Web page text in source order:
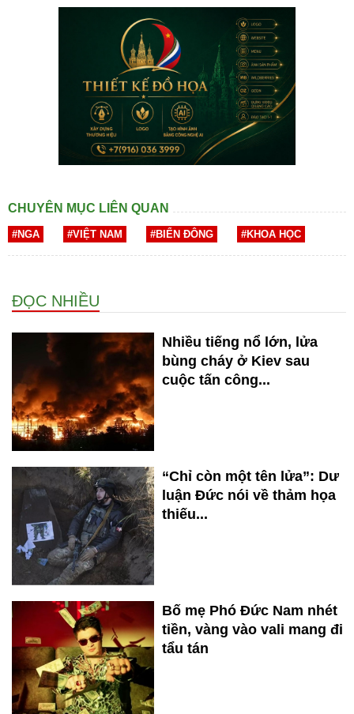
CHUYÊN MỤC LIÊN QUAN
#NGA #VIỆT NAM #BIỂN ĐÔNG #KHOA HỌC
ĐỌC NHIỀU
Nhiều tiếng nổ lớn, lửa
bùng cháy ở Kiev sau
cuộc tấn công...
“Chỉ còn một tên lửa”: Dư
luận Đức nói về thảm họa
thiếu...
Bố mẹ Phó Đức Nam nhét
tiền, vàng vào vali mang đi
tẩu tán